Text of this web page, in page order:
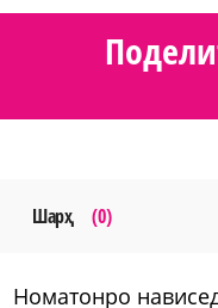
Шарҳ (0)
номатонро